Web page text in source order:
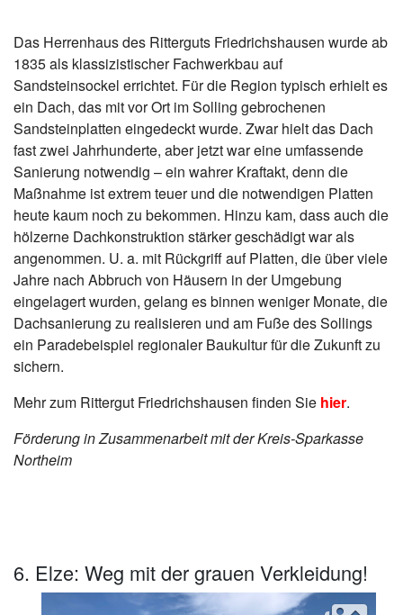
Das Herrenhaus des Ritterguts Friedrichshausen wurde ab
1835 als klassizistischer Fachwerkbau auf
Sandsteinsockel errichtet. Für die Region typisch erhielt es
ein Dach, das mit vor Ort im Solling gebrochenen
Sandsteinplatten eingedeckt wurde. Zwar hielt das Dach
fast zwei Jahrhunderte, aber jetzt war eine umfassende
Sanierung notwendig – ein wahrer Kraftakt, denn die
Maßnahme ist extrem teuer und die notwendigen Platten
heute kaum noch zu bekommen. Hinzu kam, dass auch die
hölzerne Dachkonstruktion stärker geschädigt war als
angenommen. U. a. mit Rückgriff auf Platten, die über viele
Jahre nach Abbruch von Häusern in der Umgebung
eingelagert wurden, gelang es binnen weniger Monate, die
Dachsanierung zu realisieren und am Fuße des Sollings
ein Paradebeispiel regionaler Baukultur für die Zukunft zu
sichern.
Mehr zum Rittergut Friedrichshausen finden Sie hier.
Förderung in Zusammenarbeit mit der Kreis-Sparkasse
Northeim
6. Elze: Weg mit der grauen Verkleidung!